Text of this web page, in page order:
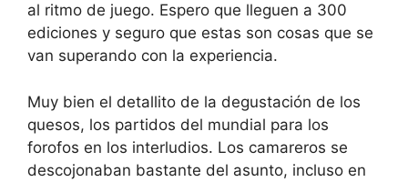
al ritmo de juego. Espero que lleguen a 300
ediciones y seguro que estas son cosas que se
van superando con la experiencia.
Muy bien el detallito de la degustación de los
quesos, los partidos del mundial para los
forofos en los interludios. Los camareros se
descojonaban bastante del asunto, incluso en